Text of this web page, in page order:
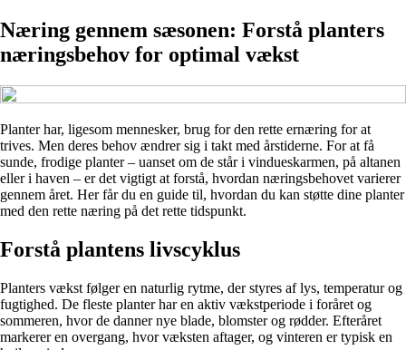
Næring gennem sæsonen: Forstå planters
næringsbehov for optimal vækst
Planter har, ligesom mennesker, brug for den rette ernæring for at
trives. Men deres behov ændrer sig i takt med årstiderne. For at få
sunde, frodige planter – uanset om de står i vindueskarmen, på altanen
eller i haven – er det vigtigt at forstå, hvordan næringsbehovet varierer
gennem året. Her får du en guide til, hvordan du kan støtte dine planter
med den rette næring på det rette tidspunkt.
Forstå plantens livscyklus
Planters vækst følger en naturlig rytme, der styres af lys, temperatur og
fugtighed. De fleste planter har en aktiv vækstperiode i foråret og
sommeren, hvor de danner nye blade, blomster og rødder. Efteråret
markerer en overgang, hvor væksten aftager, og vinteren er typisk en